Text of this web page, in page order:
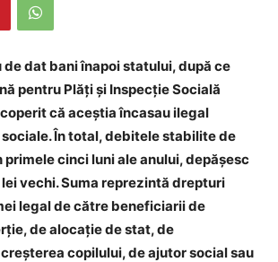
de dat bani înapoi statului, după ce
pentru Plăţi şi Inspecţie Socială
că aceştia încasau ilegal
În total, debitele stabilite de
primele cinci luni ale anului, depăşesc
vechi. Suma reprezintă drepturi
legal de către beneficiarii de
de alocaţie de stat, de
copilului, de ajutor social sau